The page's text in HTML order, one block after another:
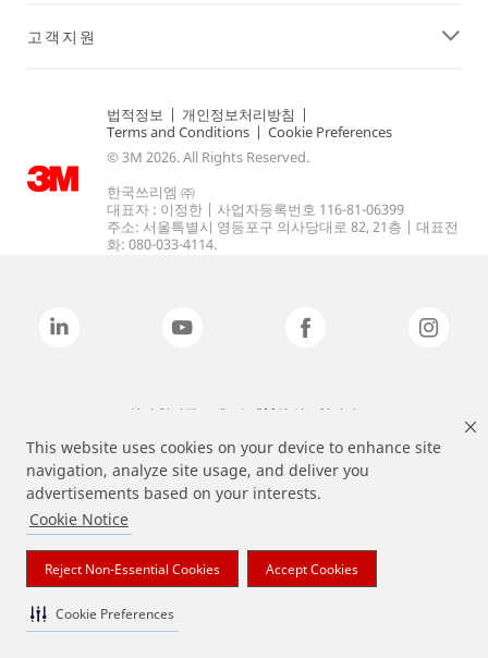
This website uses cookies on your device to enhance site
navigation, analyze site usage, and deliver you
advertisements based on your interests.
Cookie Notice
Reject Non-Essential Cookies Accept Cookies
Cookie Preferences
고객지원
법적정보 | 개인정보처리방침 |
Terms and Conditions | Cookie Preferences
© 3M 2026. All Rights Reserved.
한국쓰리엠 ㈜
대표자 : 이정한 | 사업자등록번호 116-81-06399
주소: 서울특별시 영등포구 의사당대로 82, 21층 | 대표전
화: 080-033-4114.
상기 열거된 브랜드는 3M의 상표입니다.